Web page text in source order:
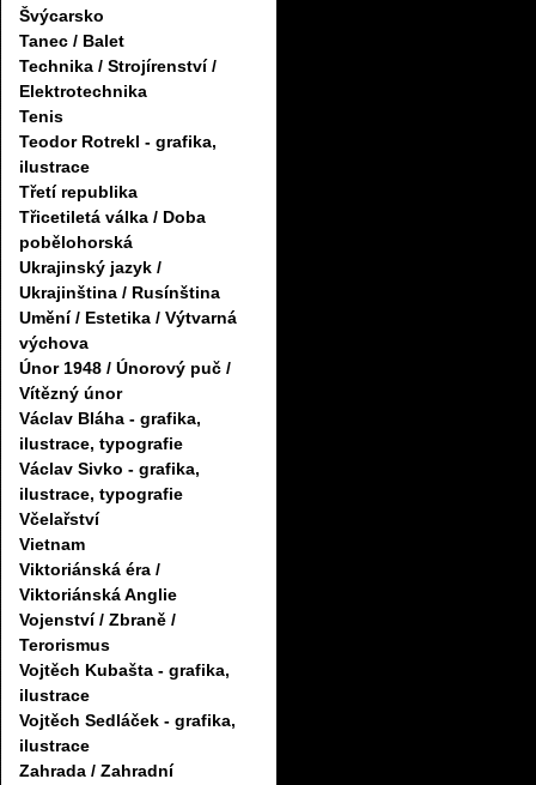
Švýcarsko
Tanec / Balet
Technika / Strojírenství /
Elektrotechnika
Tenis
Teodor Rotrekl - grafika,
ilustrace
Třetí republika
Třicetiletá válka / Doba
pobělohorská
Ukrajinský jazyk /
Ukrajinština / Rusínština
Umění / Estetika / Výtvarná
výchova
Únor 1948 / Únorový puč /
Vítězný únor
Václav Bláha - grafika,
ilustrace, typografie
Václav Sivko - grafika,
ilustrace, typografie
Včelařství
Vietnam
Viktoriánská éra /
Viktoriánská Anglie
Vojenství / Zbraně /
Terorismus
Vojtěch Kubašta - grafika,
ilustrace
Vojtěch Sedláček - grafika,
ilustrace
Zahrada / Zahradní